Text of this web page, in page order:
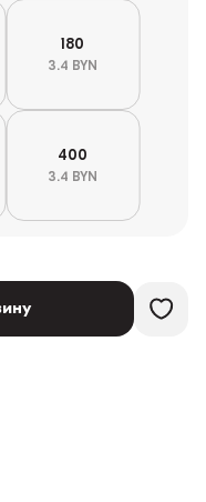
180
3.4 BYN
400
3.4 BYN